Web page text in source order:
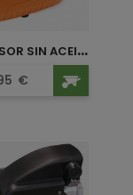
C
OMPRESOR SIN ACEITE CM1,5...
Precio
€